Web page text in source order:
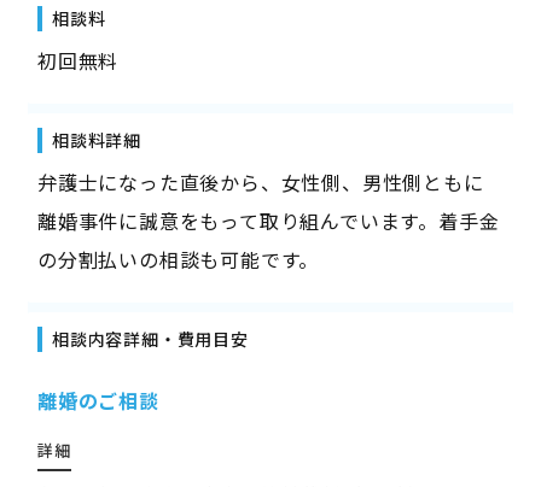
相談料
初回無料
相談料詳細
弁護士になった直後から、女性側、男性側ともに
離婚事件に誠意をもって取り組んでいます。着手金
の分割払いの相談も可能です。
相談内容詳細・費用目安
離婚のご相談
詳細